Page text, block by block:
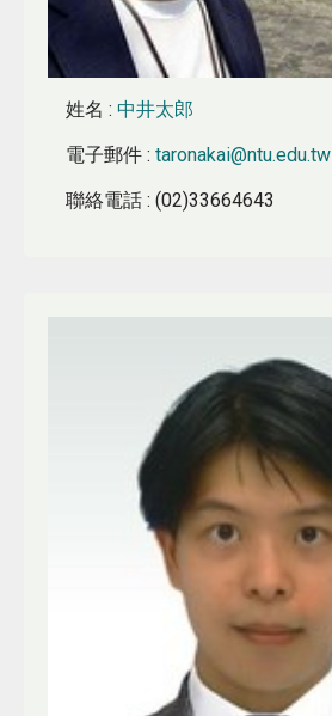
姓名 :中井太郎
電子郵件 :taronakai@ntu.edu.tw
聯絡電話 : (02)33664643